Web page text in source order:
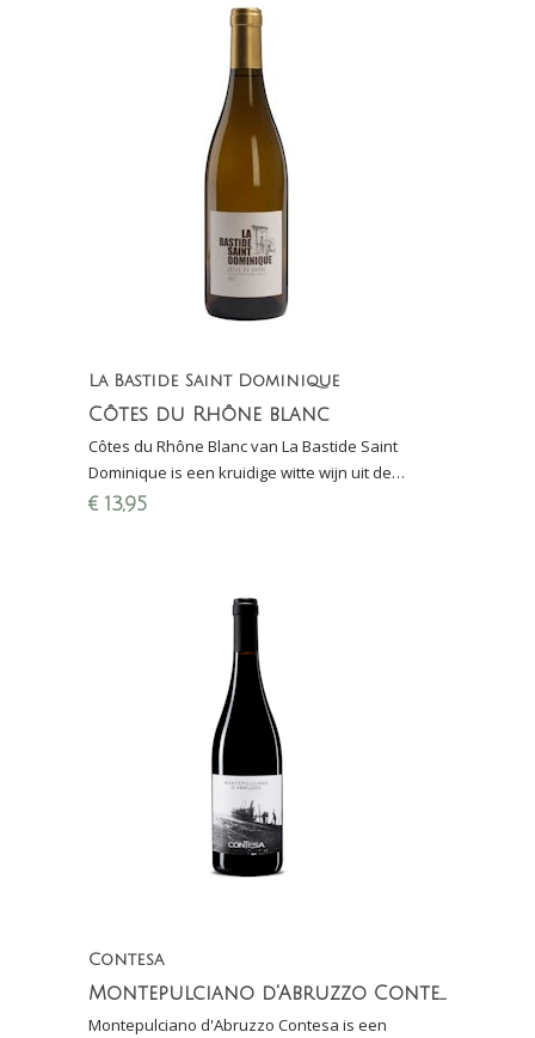
La Bastide Saint Dominique
Côtes du Rhône blanc
Côtes du Rhône Blanc van La Bastide Saint
Dominique is een kruidige witte wijn uit de
Rhônevallei gemaakt van viognier, grenache
€ 13,95
Contesa
Montepulciano d'Abruzzo Contesa
Montepulciano d'Abruzzo Contesa is een